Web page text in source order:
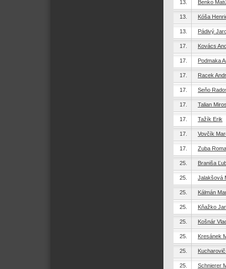
13. Benko
13. Kóša
13. Pádivý
17. Kovács
17. Podmaka
17. Racek
17. Seňo
17. Talian
17. Tažík Erik
17. Vovčík
17. Zuba
25. Braniša
25. Jalakšová
25. Kálmán
25. Kňažko
25. Košnár
25. Kresánek
25.
25. Schnierer